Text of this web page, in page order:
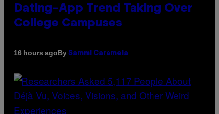
Dating-App Trend Taking Over
College Campuses
16 hours agoBy Sammi Caramela